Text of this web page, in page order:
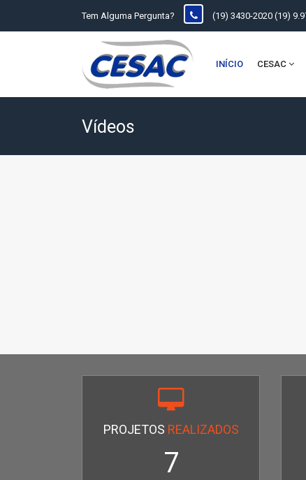
Tem Alguma Pergunta? (19) 3430-2020 (19)
INÍCIO CESAC
Vídeos
PROJETOS REALIZADOS
7